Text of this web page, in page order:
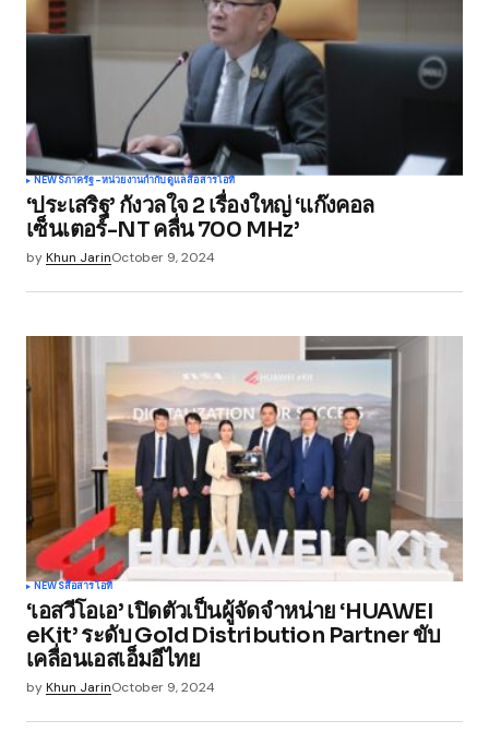
NEWSภาครัฐ-หน่วยงานกำกับดูแลสื่อสารไอที
‘ประเสริฐ’ กังวลใจ 2 เรื่องใหญ่ ‘แก๊งคอล
เซ็นเตอร์-NT คลื่น 700 MHz’
byKhun JarinOctober 9, 2024
NEWSสื่อสารไอที
‘เอสวีโอเอ’ เปิดตัวเป็นผู้จัดจำหน่าย ‘HUAWEI
eKit’ ระดับ Gold Distribution Partner ขับ
เคลื่อนเอสเอ็มอีไทย
byKhun JarinOctober 9, 2024